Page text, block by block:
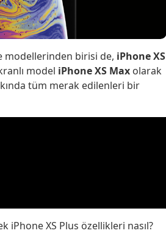
modellerinden birisi de, iPhone XS
model iPhone XS Max olarak
tüm merak edilenleri bir
iPhone XS Plus özellikleri nasıl?